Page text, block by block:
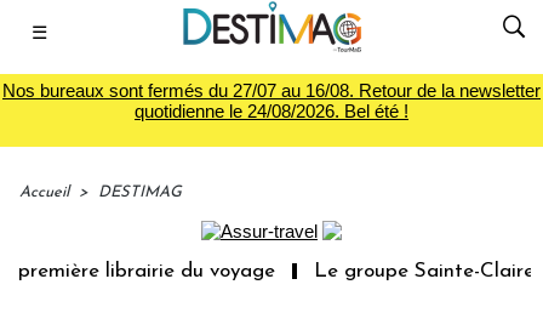
☰
Nos bureaux sont fermés du 27/07 au 16/08. Retour de la newsletter
quotidienne le 24/08/2026. Bel été !
Accueil > DESTIMAG
librairie du voyage Le groupe Sainte-Claire